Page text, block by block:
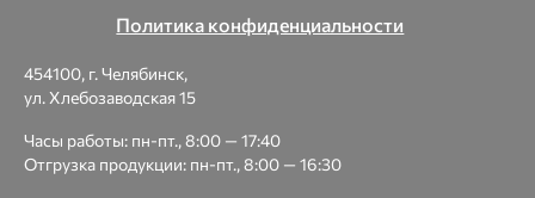
Политика конфиденциальности
454100, г. Челябинск,
ул. Хлебозаводская 15
Часы работы: пн-пт., 8:00 — 17:40
Отгрузка продукции: пн-пт., 8:00 — 16:30